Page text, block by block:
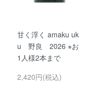
甘く浮く amaku uk
u 野良 2026 ※お
1人様2本まで
2,420円(税込)